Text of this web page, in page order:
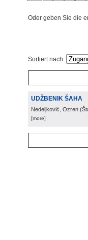
Oder geben Sie die
Sortiert nach:
UDŽBENIK ŠAHA
Nedeljković, Ozren (
[more]